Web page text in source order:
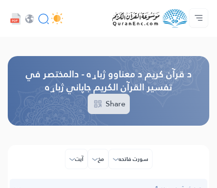
کور‌پاڼه
د ژباړو فهرست
Audio
د پراختیا ورکوونکو چوپړتیاوې - API
د پروژې په اړه
مونږ سره اړیکه ونیسه
ژبه
د قرآن کریم د معناوو ژباړه - دالمختصر في
تفسير القرآن الكريم جاپاني ژباړه
Share
سورت فاتحه مخ آیت